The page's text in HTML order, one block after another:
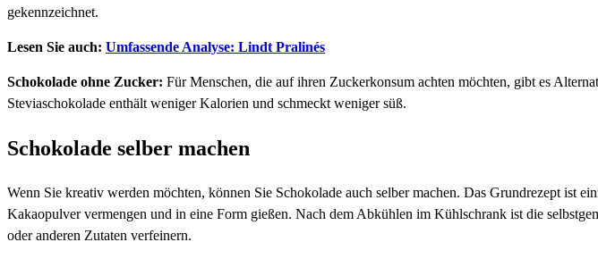
gekennzeichnet.
Lesen Sie auch: Umfassende Analyse: Lindt Pralinés
Schokolade ohne Zucker: Für Menschen, die auf ihren Zuckerkonsum achten möchten, gibt es
Steviaschokolade enthält weniger Kalorien und schmeckt weniger süß.
Schokolade selber machen
Wenn Sie kreativ werden möchten, können Sie Schokolade auch selber machen. Das Grundrezept ist
Kakaopulver vermengen und in eine Form gießen. Nach dem Abkühlen im Kühlschrank ist die
oder anderen Zutaten verfeinern.